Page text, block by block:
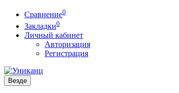
Сравнение0
Закладки0
Личный кабинет
Авторизация
Регистрация
Везде